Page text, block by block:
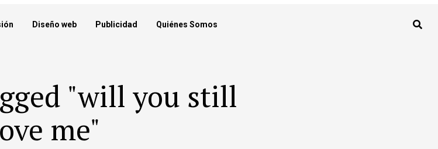
Diseño web Publicidad Quiénes Somos
"will you still
me"